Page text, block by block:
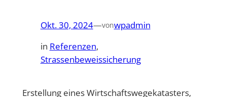
Okt. 30, 2024—vonwpadmin
in Referenzen
Strassenbeweissicherung
Erstellung eines Wirtschaftswegekatasters,